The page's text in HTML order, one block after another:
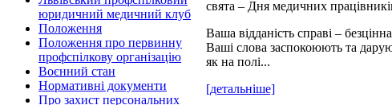
юридичний медичний клуб
Положення
Положення про первинну
профспілкову організацію
Воєнний стан
Нормативні документи
Про захист персональних
свята – Дня медичних
Ваша відданість справі –
Ваші слова заспокоюють та
як на полі...
[детальніше]